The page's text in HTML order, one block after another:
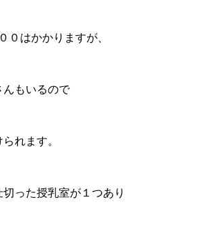
０はかかりますが、
んもいるので
れます。
った授乳室が１つあり